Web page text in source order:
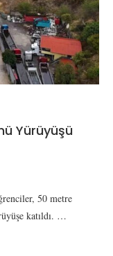
Yürüyüşü
50 metre
katıldı. …